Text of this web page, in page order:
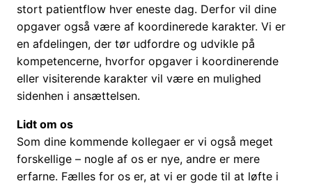
stort patientflow hver eneste dag. Derfor vil dine
opgaver også være af koordinerede karakter. Vi er
en afdelingen, der tør udfordre og udvikle på
kompetencerne, hvorfor opgaver i koordinerende
eller visiterende karakter vil være en mulighed
sidenhen i ansættelsen.
Lidt om os
Som dine kommende kollegaer er vi også meget
forskellige – nogle af os er nye, andre er mere
erfarne. Fælles for os er, at vi er gode til at løfte i